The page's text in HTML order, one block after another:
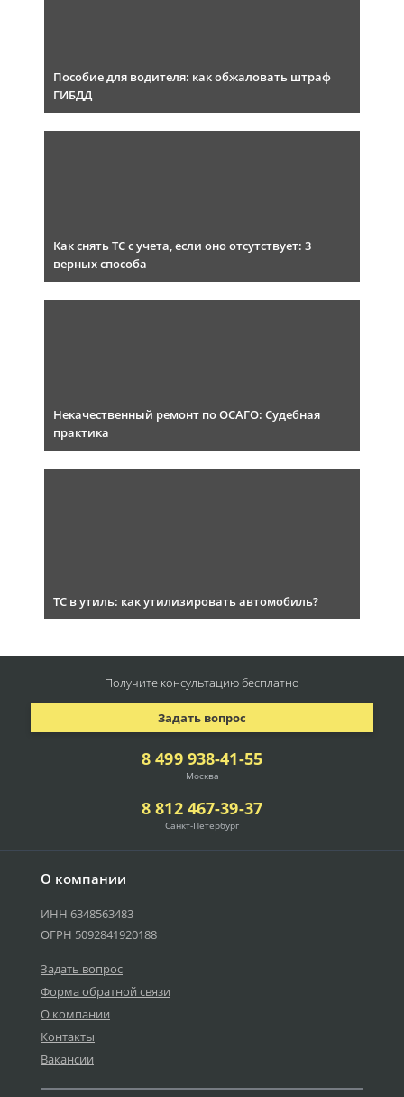
Пособие для водителя: как обжаловать штраф
ГИБДД
Как снять ТС с учета, если оно отсутствует: 3
верных способа
Некачественный ремонт по ОСАГО: Судебная
практика
ТС в утиль: как утилизировать автомобиль?
О компании
ИНН 6348563483
ОГРН 5092841920188
Задать вопрос
Форма обратной связи
О компании
Контакты
Вакансии
8 499 938-41-55
Москва
8 812 467-39-37
Санкт-Петербург
Задать вопрос
Получите консультациюбесплатно